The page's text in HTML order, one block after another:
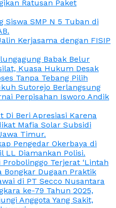
Ratusan Paket
Siswa SMP N 5 Tuban di
Kerjasama dengan FISIP
Babak Belur
Kuasa Hukum Desak
Tanpa Tebang Pilih
Sutorejo Berlangsung
Perpisahan Isworo Andik
Di Beri Apresiasi Karena
Mafia Solar Subsidi
Timur.
Pengedar Okerbaya di
LL Diamankan Polisi.
Terjerat ‘Lintah
Bongkar Dugaan Praktik
di PT Secco Nusantara
ke-79 Tahun 2025,
Anggota Yang Sakit,